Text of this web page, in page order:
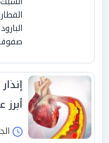
صفوف
أبرز
الجمعة